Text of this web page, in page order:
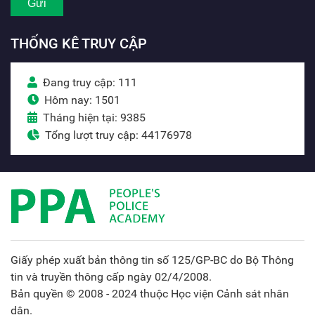
THỐNG KÊ TRUY CẬP
Đang truy cập: 111
Hôm nay: 1501
Tháng hiện tại: 9385
Tổng lượt truy cập: 44176978
Giấy phép xuất bản thông tin số 125/GP-BC do Bộ Thông
tin và truyền thông cấp ngày 02/4/2008.
Bản quyền © 2008 - 2024 thuộc Học viện Cảnh sát nhân
dân.